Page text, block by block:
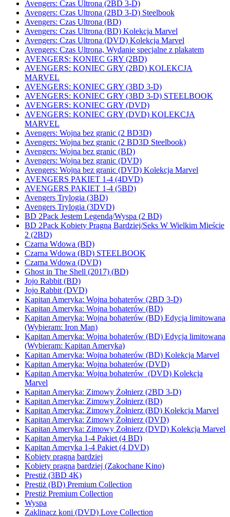
Avengers: Czas Ultrona (2BD 3-D)
Avengers: Czas Ultrona (2BD 3-D) Steelbook
Avengers: Czas Ultrona (BD)
Avengers: Czas Ultrona (BD) Kolekcja Marvel
Avengers: Czas Ultrona (DVD) Kolekcja Marvel
Avengers: Czas Ultrona, Wydanie specjalne z plakatem
AVENGERS: KONIEC GRY (2BD)
AVENGERS: KONIEC GRY (2BD) KOLEKCJA
MARVEL
AVENGERS: KONIEC GRY (3BD 3-D)
AVENGERS: KONIEC GRY (3BD 3-D) STEELBOOK
AVENGERS: KONIEC GRY (DVD)
AVENGERS: KONIEC GRY (DVD) KOLEKCJA
MARVEL
Avengers: Wojna bez granic (2 BD3D)
Avengers: Wojna bez granic (2 BD3D Steelbook)
Avengers: Wojna bez granic (BD)
Avengers: Wojna bez granic (DVD)
Avengers: Wojna bez granic (DVD) Kolekcja Marvel
AVENGERS PAKIET 1-4 (4DVD)
AVENGERS PAKIET 1-4 (5BD)
Avengers Trylogia (3BD)
Avengers Trylogia (3DVD)
BD 2Pack Jestem Legendą/Wyspa (2 BD)
BD 2Pack Kobiety Pragną Bardziej/Seks W Wielkim Mieście
2 (2BD)
Czarna Wdowa (BD)
Czarna Wdowa (BD) STEELBOOK
Czarna Wdowa (DVD)
Ghost in The Shell (2017) (BD)
Jojo Rabbit (BD)
Jojo Rabbit (DVD)
Kapitan Ameryka: Wojna bohaterów (2BD 3-D)
Kapitan Ameryka: Wojna bohaterów (BD)
Kapitan Ameryka: Wojna bohaterów (BD) Edycja limitowana
(Wybieram: Iron Man)
Kapitan Ameryka: Wojna bohaterów (BD) Edycja limitowana
(Wybieram: Kapitan Ameryka)
Kapitan Ameryka: Wojna bohaterów (BD) Kolekcja Marvel
Kapitan Ameryka: Wojna bohaterów (DVD)
Kapitan Ameryka: Wojna bohaterów (DVD) Kolekcja
Marvel
Kapitan Ameryka: Zimowy Żołnierz (2BD 3-D)
Kapitan Ameryka: Zimowy Żołnierz (BD)
Kapitan Ameryka: Zimowy Żołnierz (BD) Kolekcja Marvel
Kapitan Ameryka: Zimowy Żołnierz (DVD)
Kapitan Ameryka: Zimowy Żołnierz (DVD) Kolekcja Marvel
Kapitan Ameryka 1-4 Pakiet (4 BD)
Kapitan Ameryka 1-4 Pakiet (4 DVD)
Kobiety pragną bardziej
Kobiety pragną bardziej (Zakochane Kino)
Prestiż (3BD 4K)
Prestiż (BD) Premium Collection
Prestiż Premium Collection
Wyspa
Zaklinacz koni (DVD) Love Collection